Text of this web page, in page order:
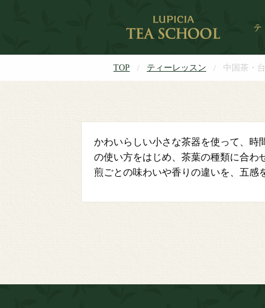
TOP ティーレッスン 中国茶・
かわいらしい小さな茶器を使って、時
の使い方をはじめ、茶葉の種類に合わ
煎ごとの味わいや香りの違いを、五感